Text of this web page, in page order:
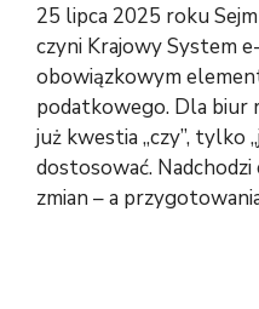
25 lipca 2025 roku
czyni Krajowy System
obowiązkowym
podatkowego. Dla biur
już kwestia „czy”, tylko
dostosować.
zmian – a